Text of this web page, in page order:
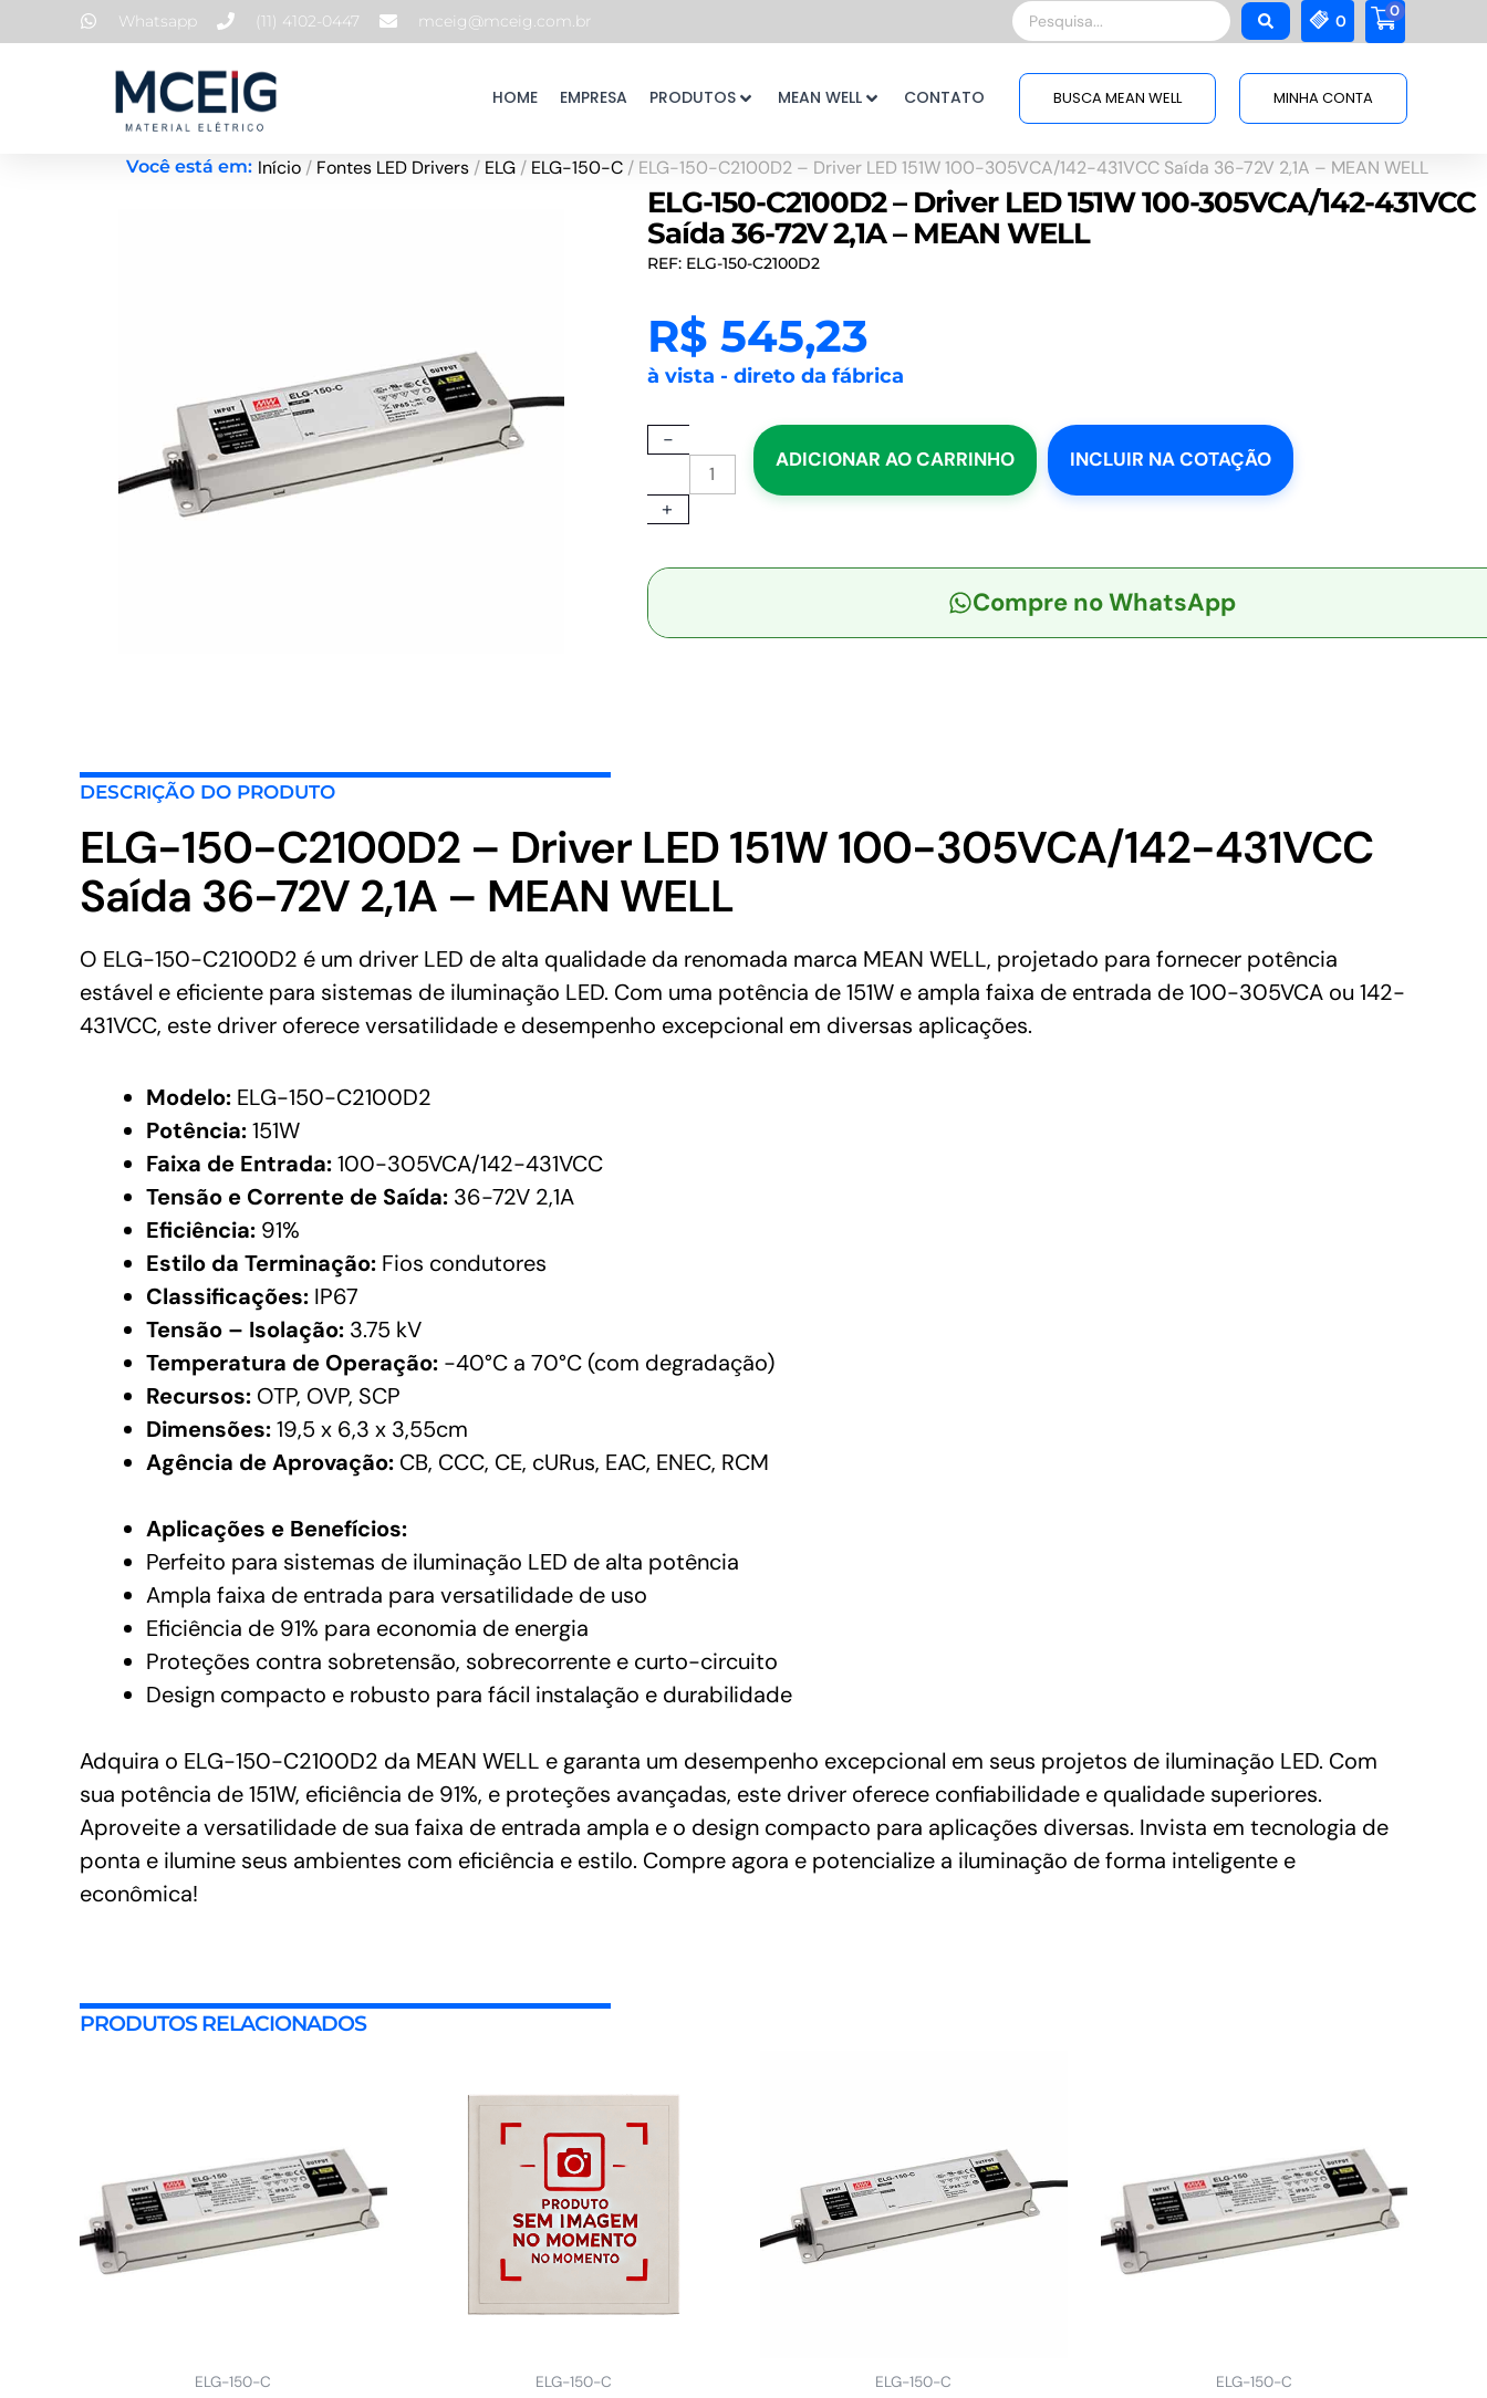
para
Whatsapp (11) 4102-0447 mceig@mceig.com.br
Pesquisar
...
0
0
HOME EMPRESA PRODUTOS MEAN WELL CONTATO BUSCA MEAN WELL MINHA CONTA
Você está em: Início / Fontes LED Drivers / ELG / ELG-150-C / ELG-150-C2100D2 – Driver LED 151W 100-305VCA/142-431VCC Saída 36-72V 2,1A – MEAN WELL
ELG-150-C2100D2 – Driver LED 151W 100-305VCA/142-431VCC
Saída 36-72V 2,1A – MEAN WELL
REF: ELG-150-C2100D2
R$ 545,23
à vista - direto da fábrica
-
ELG-
C2100D2
-
LED
100-
MEAN
WELL
quantidade
+
ADICIONAR AO CARRINHO INCLUIR NA COTAÇÃO
Compre no WhatsApp
DESCRIÇÃO DO PRODUTO
ELG-150-C2100D2 – Driver LED 151W 100-305VCA/142-431VCC
Saída 36-72V 2,1A – MEAN WELL
O ELG-150-C2100D2 é um driver LED de alta qualidade da renomada marca MEAN WELL, projetado para fornecer potência
estável e eficiente para sistemas de iluminação LED. Com uma potência de 151W e ampla faixa de entrada de 100-305VCA ou 142-
431VCC, este driver oferece versatilidade e desempenho excepcional em diversas aplicações.
Modelo: ELG-150-C2100D2
Potência:151W
Faixa de Entrada:100-305VCA/142-431VCC
Tensão e Corrente de Saída: 36-72V 2,1A
Eficiência: 91%
Estilo da Terminação: Fios condutores
Classificações: IP67
Tensão – Isolação: 3.75 kV
Temperatura de Operação: -40°C a 70°C (com degradação)
Recursos: OTP, OVP, SCP
Dimensões:19,5 x 6,3 x 3,55cm
Agência de Aprovação: CB, CCC, CE, cURus, EAC, ENEC, RCM
Aplicações e Benefícios:
Perfeito para sistemas de iluminação LED de alta potência
Ampla faixa de entrada para versatilidade de uso
Eficiência de 91% para economia de energia
Proteções contra sobretensão, sobrecorrente e curto-circuito
Design compacto e robusto para fácil instalação e durabilidade
Adquira o ELG-150-C2100D2 da MEAN WELL e garanta um desempenho excepcional em seus projetos de iluminação LED. Com
sua potência de 151W, eficiência de 91%, e proteções avançadas, este driver oferece confiabilidade e qualidade superiores.
Aproveite a versatilidade de sua faixa de entrada ampla e o design compacto para aplicações diversas. Invista em tecnologia de
ponta e ilumine seus ambientes com eficiência e estilo. Compre agora e potencialize a iluminação de forma inteligente e
econômica!
PRODUTOS RELACIONADOS
ELG-150-C ELG-150-C ELG-150-C ELG-150-C